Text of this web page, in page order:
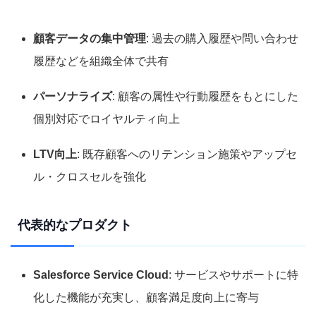
顧客データの集中管理: 過去の購入履歴や問い合わせ
履歴などを組織全体で共有
パーソナライズ: 顧客の属性や行動履歴をもとにした
個別対応でロイヤルティ向上
LTV向上: 既存顧客へのリテンション施策やアップセ
ル・クロスセルを強化
代表的なプロダクト
Salesforce Service Cloud : サービスやサポートに特
化した機能が充実し、顧客満足度向上に寄与